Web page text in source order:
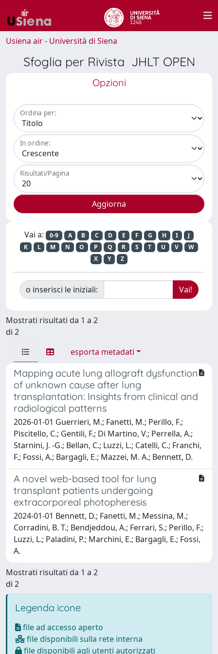
Usiena air - Università di Siena
Sfoglia per Rivista JHLT OPEN
Opzioni
Ordina per:
In ordine:
Risultati/Pagina
Vai a: 0-9 A B C D E F G H I
J
K
L M N O P Q R S T U V
W
X
Y Z
o inserisci le iniziali:
Mostrati risultati da 1 a 2
di 2
esporta metadati
Mapping acute lung allograft dysfunction
of unknown cause after lung
transplantation: Insights from clinical and
radiological patterns
2026-01-01 Guerrieri, M.; Fanetti, M.; Perillo, F.;
Piscitello, C.; Gentili, F.; Di Martino, V.; Perrella, A.;
Starnini, J. -G.; Bellan, C.; Luzzi, L.; Catelli, C.; Franchi,
F.; Fossi, A.; Bargagli, E.; Mazzei, M. A.; Bennett, D.
A novel web-based tool for lung
transplant patients undergoing
extracorporeal photopheresis
2024-01-01 Bennett, D.; Fanetti, M.; Messina, M.;
Corradini, B. T.; Bendjeddou, A.; Ferrari, S.; Perillo, F.;
Luzzi, L.; Paladini, P.; Marchini, E.; Bargagli, E.; Fossi,
A.
Mostrati risultati da 1 a 2
di 2
Legenda icone
file ad accesso aperto
file disponibili sulla rete interna
file disponibili agli utenti autorizzati